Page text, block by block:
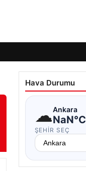
Hava Durumu
☁Ankara
NaN°C
ŞEHIR SEÇ